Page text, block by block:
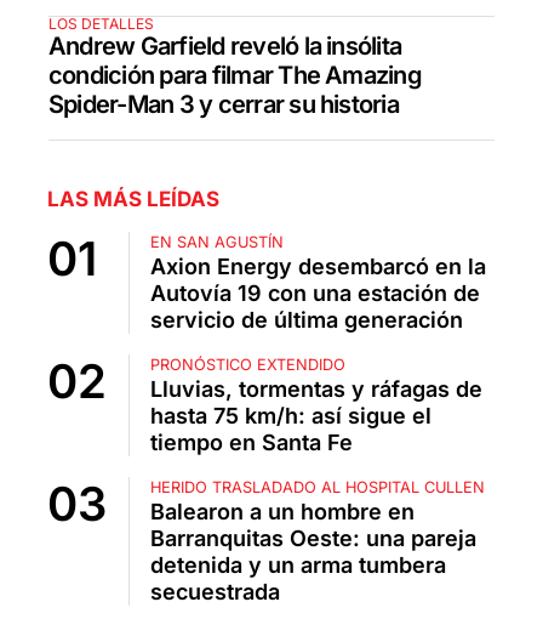
LOS DETALLES
Andrew Garfield reveló la insólita
condición para filmar The Amazing
Spider-Man 3 y cerrar su historia
LAS MÁS LEÍDAS
EN SAN AGUSTÍN
Axion Energy desembarcó en la
Autovía 19 con una estación de
servicio de última generación
PRONÓSTICO EXTENDIDO
Lluvias, tormentas y ráfagas de
hasta 75 km/h: así sigue el
tiempo en Santa Fe
HERIDO TRASLADADO AL HOSPITAL CULLEN
Balearon a un hombre en
Barranquitas Oeste: una pareja
detenida y un arma tumbera
secuestrada